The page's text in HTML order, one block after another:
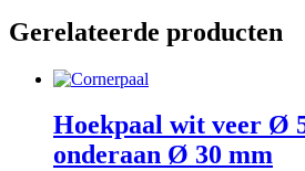
Gerelateerde producten
Hoekpaal wit veer Ø
onderaan Ø 30 mm